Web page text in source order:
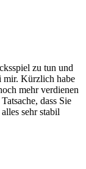
zu tun und
mir. Kürzlich habe
mehr verdienen
dass Sie
sehr stabil